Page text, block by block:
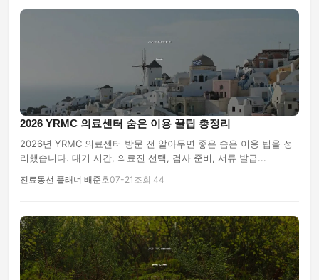
2026 YRMC 의료센터 숨은 이용 꿀팁 총정리
2026년 YRMC 의료센터 방문 전 알아두면 좋은 숨은 이용 팁을 정
리했습니다. 대기 시간, 의료진 선택, 검사 준비, 서류 발급...
진료동선 플래너 배준호07-21 조회 44